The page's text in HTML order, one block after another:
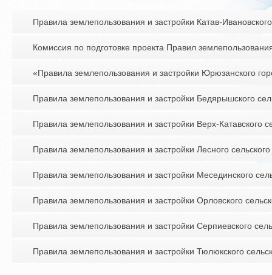
Правила землепользования и застройки Катав-
Комиссия по подготовке проекта Правил
«Правила землепользования и застройки Юрюзанского
Правила землепользования и застройки Бедярышского
Правила землепользования и застройки Верх-Катавского
Правила землепользования и застройки Лесного
Правила землепользования и застройки Месединского
Правила землепользования и застройки Орловского
Правила землепользования и застройки Серпиевского
Правила землепользования и застройки Тюлюкского